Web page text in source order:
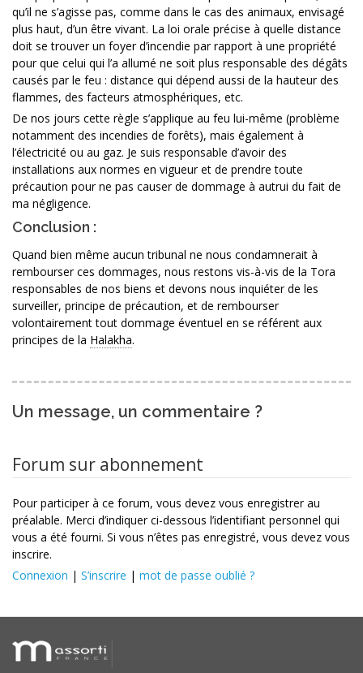
qu’il ne s’agisse pas, comme dans le cas des animaux, envisagé
plus haut, d’un être vivant. La loi orale précise à quelle distance
doit se trouver un foyer d’incendie par rapport à une propriété
pour que celui qui l’a allumé ne soit plus responsable des dégâts
causés par le feu : distance qui dépend aussi de la hauteur des
flammes, des facteurs atmosphériques, etc.
De nos jours cette règle s’applique au feu lui-même (problème
notamment des incendies de forêts), mais également à
l’électricité ou au gaz. Je suis responsable d’avoir des
installations aux normes en vigueur et de prendre toute
précaution pour ne pas causer de dommage à autrui du fait de
ma négligence.
Conclusion :
Quand bien même aucun tribunal ne nous condamnerait à
rembourser ces dommages, nous restons vis-à-vis de la Tora
responsables de nos biens et devons nous inquiéter de les
surveiller, principe de précaution, et de rembourser
volontairement tout dommage éventuel en se référent aux
principes de la Halakha.
Un message, un commentaire ?
Forum sur abonnement
Pour participer à ce forum, vous devez vous enregistrer au
préalable. Merci d’indiquer ci-dessous l’identifiant personnel qui
vous a été fourni. Si vous n’êtes pas enregistré, vous devez vous
inscrire.
Connexion | S’inscrire | mot de passe oublié ?